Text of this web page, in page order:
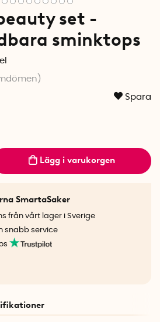
set -
sminktops
)
Spara
Lägg i varukorgen
SmartaSaker
från vårt lager i Sverige
snabb service